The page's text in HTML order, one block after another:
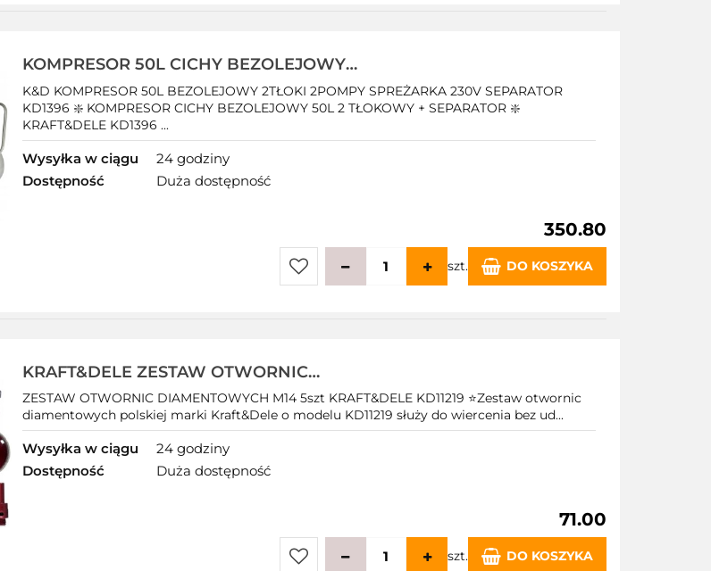
KOMPRESOR 50L CICHY BEZOLEJOWY
SPREŻARKA POWIETRZA CIŚNIENIE 290/min
KD1396
K&D KOMPRESOR 50L BEZOLEJOWY 2TŁOKI 2POMPY SPREŻARKA 230V SEPARATOR
KD1396 ❇️ KOMPRESOR CICHY BEZOLEJOWY 50L 2 TŁOKOWY + SEPARATOR ❇️
KRAFT&DELE KD1396 ...
Wysyłka w ciągu
24 godziny
Dostępność
Duża dostępność
350.80
szt. DO KOSZYKA
KRAFT&DELE ZESTAW OTWORNIC
DIAMENTOWYCH 5 EL 6-68mm DO CERAMIKI M14
KD11219
ZESTAW OTWORNIC DIAMENTOWYCH M14 5szt KRAFT&DELE KD11219 ⭐Zestaw otwornic
diamentowych polskiej marki Kraft&Dele o modelu KD11219 służy do wiercenia bez ud...
Wysyłka w ciągu
24 godziny
Dostępność
Duża dostępność
71.00
szt. DO KOSZYKA